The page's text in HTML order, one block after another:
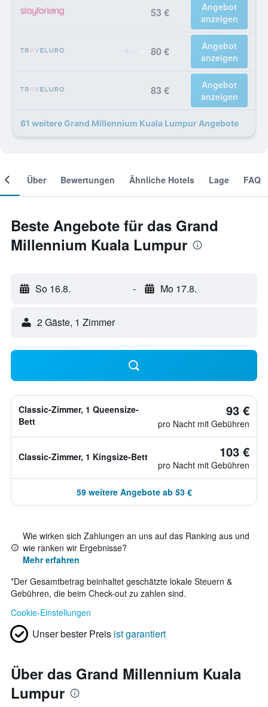
53 €
Angebot
anzeigen
80 €
Angebot
anzeigen
83 €
Angebot
anzeigen
61 weitere Grand Millennium Kuala Lumpur Angebote
Über Bewertungen Ähnliche Hotels Lage FAQ
Beste Angebote für das Grand
Millennium Kuala Lumpur
So 16.8. - Mo 17.8.
2 Gäste, 1 Zimmer
Classic-Zimmer, 1 Queensize-
Bett
93 €
pro Nacht mit Gebühren
Classic-Zimmer, 1 Kingsize-Bett 103 €
pro Nacht mit Gebühren
59 weitere Angebote ab 53 €
Wie wirken sich Zahlungen an uns auf das Ranking aus und
wie ranken wir Ergebnisse?
Mehr erfahren
*Der Gesamtbetrag beinhaltet geschätzte lokale Steuern &
Gebühren, die beim Check-out zu zahlen sind.
Cookie-Einstellungen
Unser bester Preis ist garantiert
Über das Grand Millennium Kuala
Lumpur